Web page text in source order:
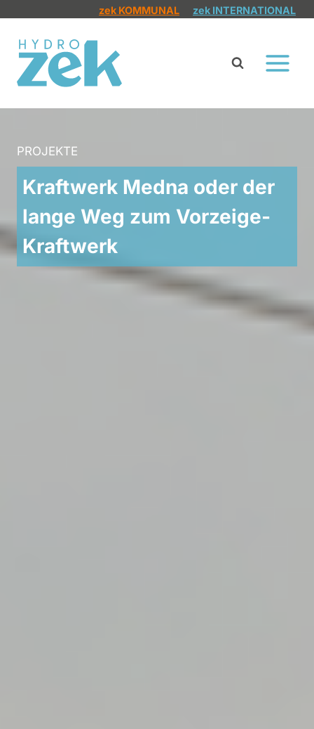
springen
zek KOMMUNAL zek INTERNATIONAL
PROJEKTE
Kraftwerk Medna oder der
lange Weg zum Vorzeige-
Kraftwerk